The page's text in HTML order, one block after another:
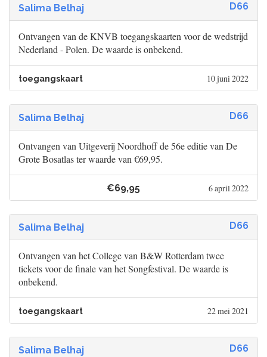
Salima Belhaj D66
Ontvangen van de KNVB toegangskaarten voor de wedstrijd
Nederland - Polen. De waarde is onbekend.
toegangskaart 10 juni 2022
Salima Belhaj D66
Ontvangen van Uitgeverij Noordhoff de 56e editie van De
Grote Bosatlas ter waarde van €69,95.
€69,95 6 april 2022
Salima Belhaj D66
Ontvangen van het College van B&W Rotterdam twee
tickets voor de finale van het Songfestival. De waarde is
onbekend.
toegangskaart 22 mei 2021
Salima Belhaj D66